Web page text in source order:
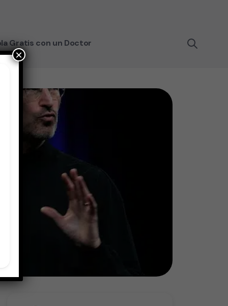
Gratis con un Doctor
×